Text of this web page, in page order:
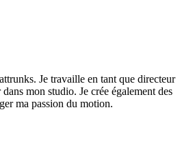
Je travaille en tant que directeur
mon studio. Je crée également des
ma passion du motion.